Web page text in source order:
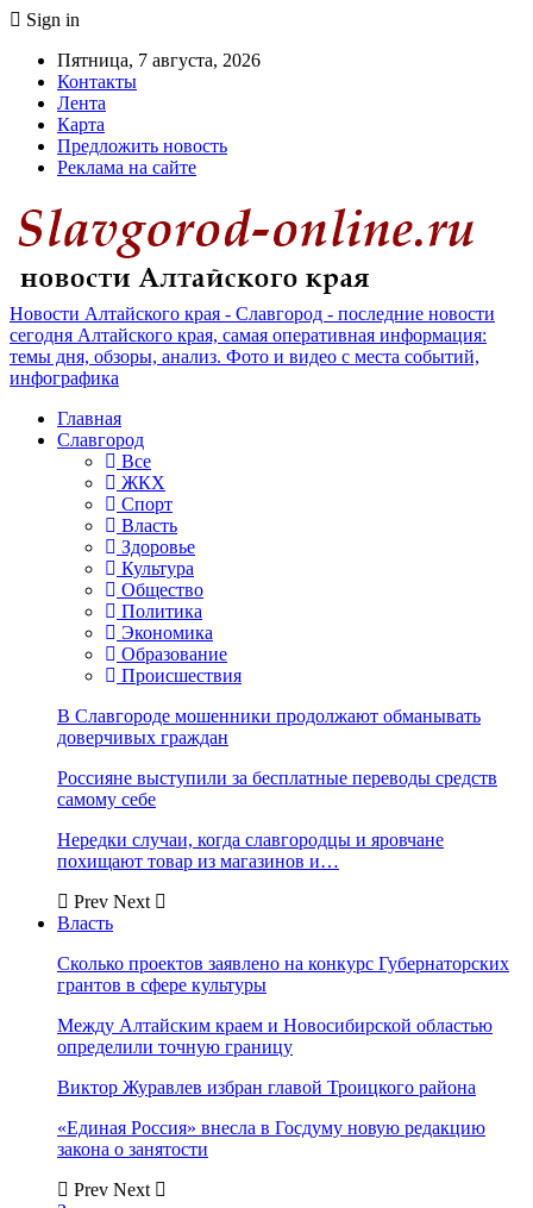
Sign in
Пятница, 7 августа, 2026
Контакты
Лента
Карта
Предложить новость
Реклама на сайте
Новости Алтайского края - Славгород - последние новости
сегодня Алтайского края, самая оперативная информация:
темы дня, обзоры, анализ. Фото и видео с места событий,
инфографика
Главная
Славгород
Все
ЖКХ
Спорт
Власть
Здоровье
Культура
Общество
Политика
Экономика
Образование
Происшествия
В Славгороде мошенники продолжают обманывать
доверчивых граждан
Россияне выступили за бесплатные переводы средств
самому себе
Нередки случаи, когда славгородцы и яровчане
похищают товар из магазинов и…
Prev Next
Власть
Сколько проектов заявлено на конкурс Губернаторских
грантов в сфере культуры
Между Алтайским краем и Новосибирской областью
определили точную границу
Виктор Журавлев избран главой Троицкого района
«Единая Россия» внесла в Госдуму новую редакцию
закона о занятости
Prev Next